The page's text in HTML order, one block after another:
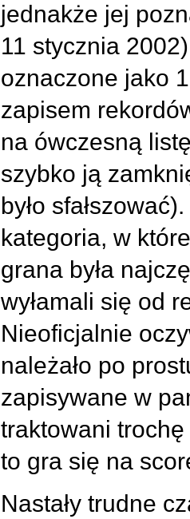
jednakże jej
11 stycznia
oznaczone jako
zapisem
na ówczesną
szybko ją
było
kategoria, w
grana była
wyłamali się od
Nieoficjalnie
należało po
zapisywane w
traktowani
to gra się na
Nastały trudne